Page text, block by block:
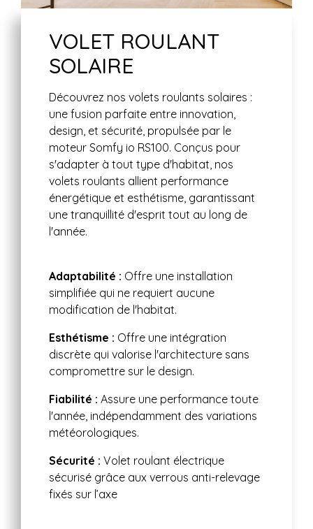
VOLET ROULANT
SOLAIRE
Découvrez nos volets roulants solaires :
une fusion parfaite entre innovation,
design, et sécurité, propulsée par le
moteur Somfy io RS100. Conçus pour
s'adapter à tout type d'habitat, nos
volets roulants allient performance
énergétique et esthétisme, garantissant
une tranquillité d'esprit tout au long de
l'année.
Adaptabilité : Offre une installation
simplifiée qui ne requiert aucune
modification de l'habitat.
Esthétisme : Offre une intégration
discrète qui valorise l'architecture sans
compromettre sur le design.
Fiabilité : Assure une performance toute
l'année, indépendamment des variations
météorologiques.
Sécurité : Volet roulant électrique
sécurisé grâce aux verrous anti-relevage
fixés sur l’axe